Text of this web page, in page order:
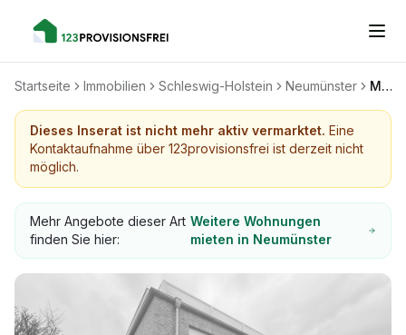
Startseite Immobilien Schleswig-Holstein Neumünster Moderne 3-Zimmer-Neubauwohnung in zentraler Lage von Neumünster
Dieses Inserat ist nicht mehr aktiv vermarktet. Eine
Kontaktaufnahme über 123provisionsfrei ist derzeit nicht
möglich.
Mehr Angebote dieser Art
finden Sie hier:
Weitere Wohnungen
mieten in Neumünster